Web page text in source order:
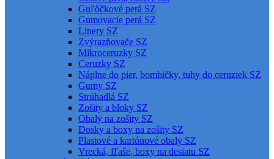
Guľôčkové perá SZ
Gumovacie perá SZ
Linery SZ
Zvýrazňovače SZ
Mikroceruzky SZ
Ceruzky SZ
Náplne do pier, bombičky, tuhy do ceruziek SZ
Gumy SZ
Strúhadlá SZ
Zošity a bloky SZ
Obaly na zošity SZ
Dosky a boxy na zošity SZ
Plastové a kartónové obaly SZ
Vrecká, fľaše, boxy na desiatu SZ